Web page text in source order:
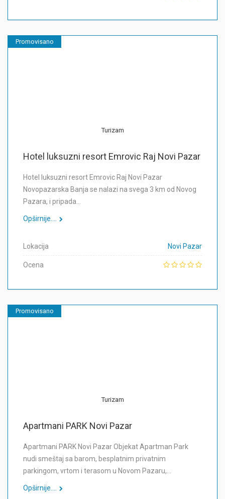
Promovisano
Turizam
Hotel luksuzni resort Emrovic Raj Novi Pazar
Hotel luksuzni resort Emrovic Raj Novi Pazar
Novopazarska Banja se nalazi na svega 3 km od Novog
Pazara, i pripada…
Opširnije....
Lokacija Novi Pazar
Ocena
Promovisano
Turizam
Apartmani PARK Novi Pazar
Apartmani PARK Novi Pazar Objekat Apartman Park
nudi smeštaj sa barom, besplatnim privatnim
parkingom, vrtom i terasom u Novom Pazaru,…
Opširnije....